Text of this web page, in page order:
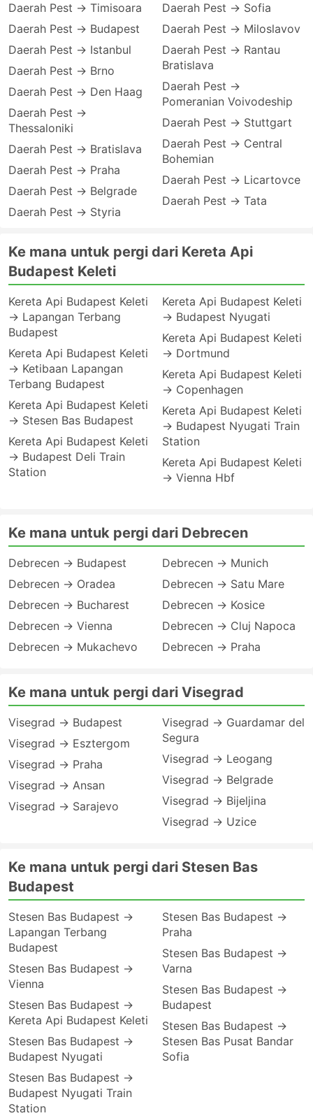
Daerah Pest → Timisoara
Daerah Pest → Budapest
Daerah Pest → Istanbul
Daerah Pest → Brno
Daerah Pest → Den Haag
Daerah Pest →
Thessaloniki
Daerah Pest → Bratislava
Daerah Pest → Praha
Daerah Pest → Belgrade
Daerah Pest → Styria
Daerah Pest → Sofia
Daerah Pest → Miloslavov
Daerah Pest → Rantau
Bratislava
Daerah Pest →
Pomeranian Voivodeship
Daerah Pest → Stuttgart
Daerah Pest → Central
Bohemian
Daerah Pest → Licartovce
Daerah Pest → Tata
Ke mana untuk pergi dari Kereta Api
Budapest Keleti
Kereta Api Budapest Keleti
→ Lapangan Terbang
Budapest
Kereta Api Budapest Keleti
→ Ketibaan Lapangan
Terbang Budapest
Kereta Api Budapest Keleti
→ Stesen Bas Budapest
Kereta Api Budapest Keleti
→ Budapest Deli Train
Station
Kereta Api Budapest Keleti
→ Budapest Nyugati
Kereta Api Budapest Keleti
→ Dortmund
Kereta Api Budapest Keleti
→ Copenhagen
Kereta Api Budapest Keleti
→ Budapest Nyugati Train
Station
Kereta Api Budapest Keleti
→ Vienna Hbf
Ke mana untuk pergi dari Debrecen
Debrecen → Budapest
Debrecen → Oradea
Debrecen → Bucharest
Debrecen → Vienna
Debrecen → Mukachevo
Debrecen → Munich
Debrecen → Satu Mare
Debrecen → Kosice
Debrecen → Cluj Napoca
Debrecen → Praha
Ke mana untuk pergi dari Visegrad
Visegrad → Budapest
Visegrad → Esztergom
Visegrad → Praha
Visegrad → Ansan
Visegrad → Sarajevo
Visegrad → Guardamar del
Segura
Visegrad → Leogang
Visegrad → Belgrade
Visegrad → Bijeljina
Visegrad → Uzice
Ke mana untuk pergi dari Stesen Bas
Budapest
Stesen Bas Budapest →
Lapangan Terbang
Budapest
Stesen Bas Budapest →
Vienna
Stesen Bas Budapest →
Kereta Api Budapest Keleti
Stesen Bas Budapest →
Budapest Nyugati
Stesen Bas Budapest →
Budapest Nyugati Train
Station
Stesen Bas Budapest →
Praha
Stesen Bas Budapest →
Varna
Stesen Bas Budapest →
Budapest
Stesen Bas Budapest →
Stesen Bas Pusat Bandar
Sofia